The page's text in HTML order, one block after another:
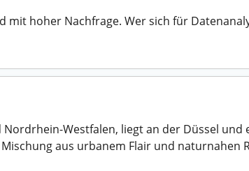
mit hoher Nachfrage. Wer sich für
Westfalen, liegt an der Düssel
aus urbanem Flair und